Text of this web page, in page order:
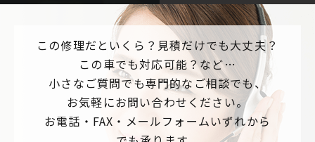
この修理だといくら？見積だけでも大丈夫？
この車でも対応可能？など…
小さなご質問でも専門的なご相談でも、
お気軽にお問い合わせください。
お電話・FAX・メールフォームいずれから